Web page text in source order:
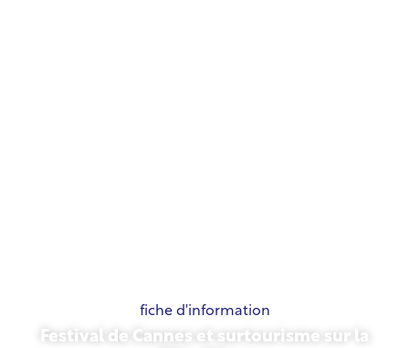
fiche d'information
Festival de Cannes et surtourisme sur la